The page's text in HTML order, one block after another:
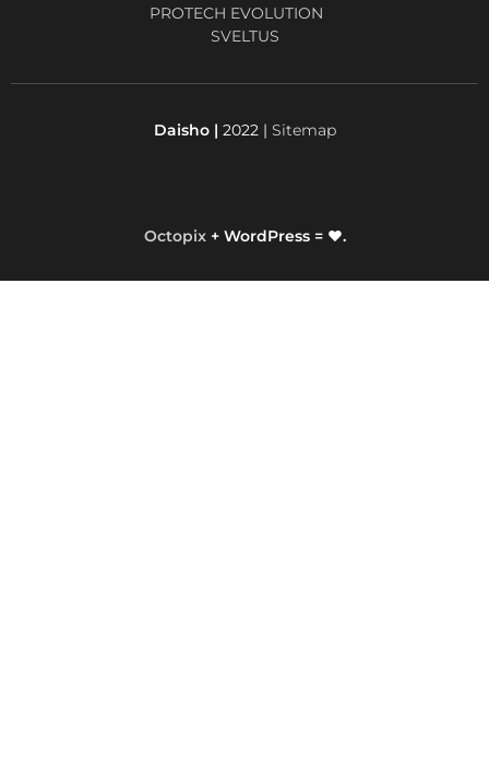
PROTECH EVOLUTION
SVELTUS
Daisho | 2022 | Sitemap
Octopix+ WordPress = ❤.